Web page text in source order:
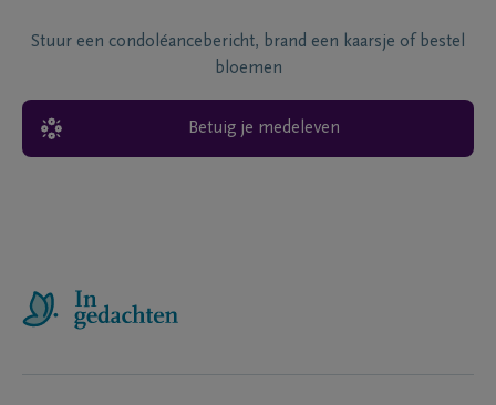
Stuur een condoléancebericht, brand een kaarsje of bestel
bloemen
Betuig je medeleven